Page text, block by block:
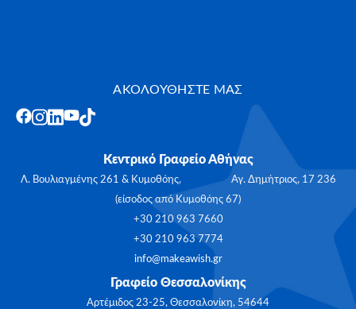
ΑΚΟΛΟΥΘΗΣΤΕ ΜΑΣ
Κεντρικό Γραφείο Αθήνας
Λ. Βουλιαγμένης 261 & Κυμοθόης, Αγ. Δημήτριος, 17 236
(είσοδος από Κυμοθόης 67)
+30 210 963 7660
+30 210 963 7774
info@makeawish.gr
Γραφείο Θεσσαλονίκης
Αρτέμιδος 23-25, Θεσσαλονίκη, 54644